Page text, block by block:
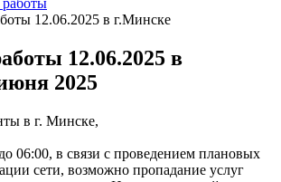
работы
12.06.2025 в г.Минске
12.06.2025 в
2025
в г. Минске,
06:00, в связи с проведением плановых
сети, возможно пропадание услуг